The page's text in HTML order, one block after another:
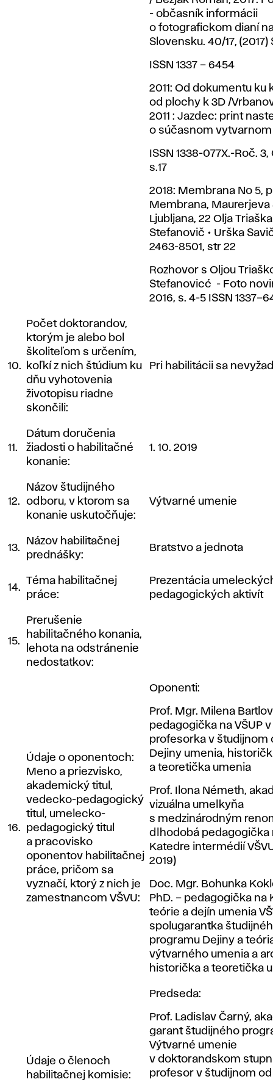
- občasník informácii
o fotografickom dianí
Slovensku. 40/17, (2017)
ISSN 1337 – 6454
2011: Od dokumentu ku
od plochy k 3D /
2011 : Jazdec: print
o súčasnom
ISSN 1338-077X.-Roč. 3,
s.17
2018: Membrana No 5,
Membrana, Maurerjeva
Ljubljana, 22 Olja Triaška
Stefanovič • Urška
2463-8501, str 22
Rozhovor s Oljou
Stefanovicć - Foto
2016, s. 4-5 ISSN
10.
Počet doktorandov,
ktorým je alebo bol
školiteľom s určením,
koľkí z nich štúdium ku
dňu vyhotovenia
životopisu riadne
skončili:
Pri habilitácii sa
11.
Dátum doručenia
žiadosti o habilitačné
konanie:
1. 10. 2019
12.
Názov študijného
odboru, v ktorom sa
konanie uskutočňuje:
Výtvarné umenie
13.
Názov habilitačnej
prednášky:
Bratstvo a jednota
14.
Téma habilitačnej
práce:
Prezentácia
pedagogických aktivít
15.
Prerušenie
habilitačného konania,
lehota na odstránenie
nedostatkov:
16.
Údaje o oponentoch:
Meno a priezvisko,
akademický titul,
vedecko-pedagogický
titul, umelecko-
pedagogický titul
a pracovisko
oponentov habilitačnej
práce, pričom sa
vyznačí, ktorý z nich je
zamestnancom VŠVU:
Oponenti:
Prof. Mgr. Milena
pedagogička na VŠUP v
profesorka v študijnom
Dejiny umenia,
a teoretička umenia
Prof. Ilona Németh,
vizuálna umelkyňa
s medzinárodným
dlhodobá pedagogička
Katedre intermédií
2019)
Doc. Mgr. Bohunka
PhD. – pedagogička na
teórie a dejín umenia
spolugarantka
programu Dejiny a
výtvarného umenia a
historička a teoretička
Údaje o členoch
habilitačnej komisie:
Predseda:
Prof. Ladislav Čarný,
garant študijného
Výtvarné umenie
v doktorandskom
profesor v študijnom